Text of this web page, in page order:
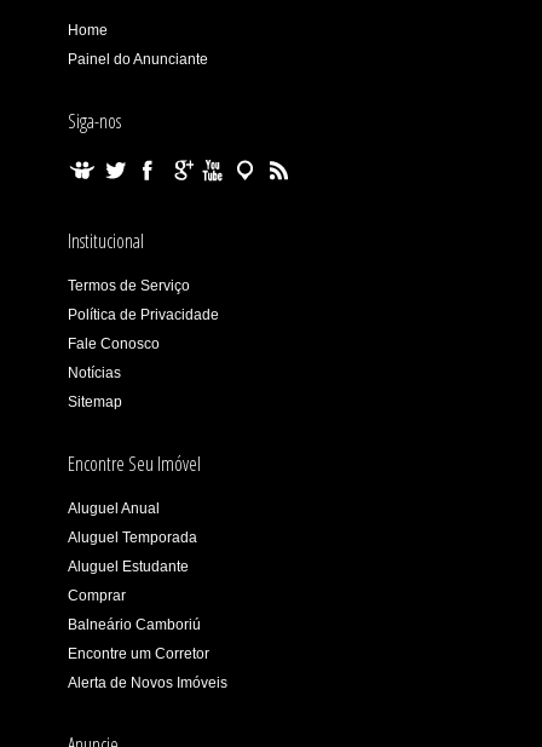
Home
Painel do Anunciante
Siga-nos
Institucional
Termos de Serviço
Política de Privacidade
Fale Conosco
Notícias
Sitemap
Encontre Seu Imóvel
Aluguel Anual
Aluguel Temporada
Aluguel Estudante
Comprar
Balneário Camboriú
Encontre um Corretor
Alerta de Novos Imóveis